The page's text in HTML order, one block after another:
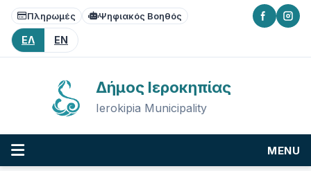
Skip
content
Skip
main
navigation
Skip
footer
Πληρωμές Ψηφιακός Βοηθός
ΕΛ EN
Δήμος Ιεροκηπίας
Ierokipia Municipality
MENU